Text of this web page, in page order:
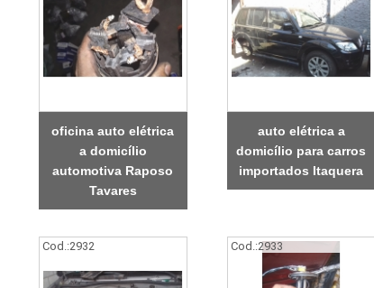
oficina auto elétrica
a domicílio
automotiva Raposo
Tavares
auto elétrica a
domicílio para carros
importados Itaquera
Cod.:2932 Cod.:2933